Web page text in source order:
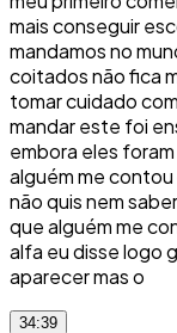
mais conseguir
mandamos no
coitados não fica
tomar cuidado
mandar este foi
embora eles
alguém me
não quis nem
que alguém me
alfa eu disse logo
aparecer mas o
34:39